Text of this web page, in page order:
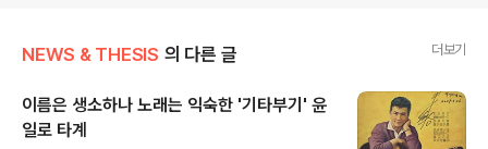
NEWS & THESIS 의 다른 글 더보기
이름은 생소하나 노래는 익숙한 '기타부기' 윤
일로 타계